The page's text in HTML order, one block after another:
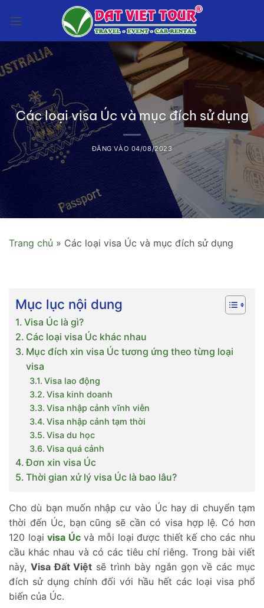
qua
Các loại visa Úc và mục đích sử dụng
ĐĂNG VÀO 04/08/2023
Trang chủ » Các loại visa Úc và mục đích sử dụng
Mục lục nội dung
Visa Úc là gì?
Các loại visa Úc khác nhau
Mục đích xin visa Úc tương ứng theo từng loại
visa
Visa lao động
Visa kinh doanh
Visa nhập cảnh vĩnh viễn
Visa nhập cảnh tạm thời
Visa du học
Visa quá cảnh
Đơn xin visa Úc
Thời gian xử lý visa Úc là bao lâu?
Cho dù bạn muốn nhập cư vào Úc hay di chuyển tạm
thời đến Úc, bạn cũng sẽ cần có visa hợp lệ. Có hơn
120 loạivisa Úcvà mỗi loại được thiết kế cho các nhu
cầu khác nhau và có các tiêu chí riêng. Trong bài viết
này, Visa Đất Việt sẽ trình bày ngắn gọn về các mục
đích sử dụng chính đối với hầu hết các loại visa phổ
biến của Úc.